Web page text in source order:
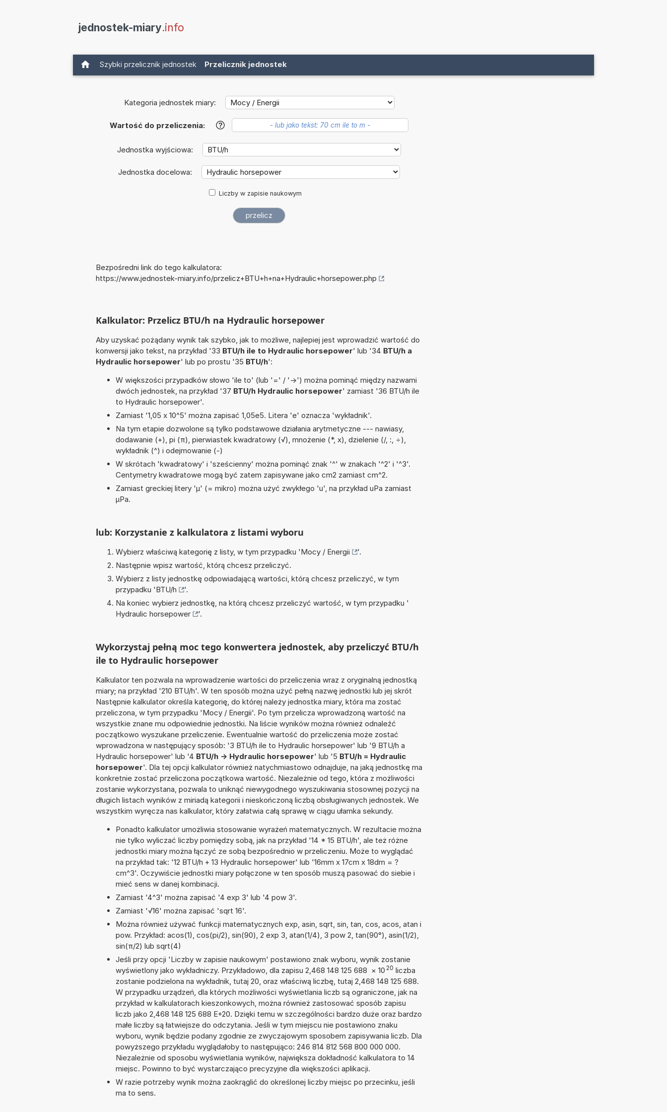
jednostek-miary.info
Szybki przelicznik jednostek Przelicznik jednostek
Kategoria jednostek miary:
Wartość do przeliczenia: ?
Jednostka wyjściowa:
Jednostka docelowa:
Liczby w zapisie naukowym
Bezpośredni link do tego kalkulatora:
https://www.jednostek-miary.info/przelicz+BTU+h+na+Hydraulic+horsepower.php
Kalkulator: Przelicz BTU/h na Hydraulic horsepower
Aby uzyskać pożądany wynik tak szybko, jak to możliwe, najlepiej jest wprowadzić wartość do
konwersji jako tekst, na przykład '33 BTU/h ile to Hydraulic horsepower' lub '34 BTU/h a
Hydraulic horsepower' lub po prostu '35 BTU/h':
W większości przypadków słowo 'ile to' (lub '=' / '->') można pominąć między nazwami
dwóch jednostek, na przykład '37 BTU/h Hydraulic horsepower' zamiast '36 BTU/h ile
to Hydraulic horsepower'.
Zamiast '1,05 x 10^5' można zapisać 1,05e5. Litera 'e' oznacza 'wykładnik'.
Na tym etapie dozwolone są tylko podstawowe działania arytmetyczne --- nawiasy,
dodawanie (+), pi (π), pierwiastek kwadratowy (√), mnożenie (*, x), dzielenie (/, :, ÷),
wykładnik (^) i odejmowanie (-)
W skrótach 'kwadratowy' i 'sześcienny' można pominąć znak '^' w znakach '^2' i '^3'.
Centymetry kwadratowe mogą być zatem zapisywane jako cm2 zamiast cm^2.
Zamiast greckiej litery 'µ' (= mikro) można użyć zwykłego 'u', na przykład uPa zamiast
µPa.
lub: Korzystanie z kalkulatora z listami wyboru
Wybierz właściwą kategorię z listy, w tym przypadku 'Mocy / Energii
'.
Następnie wpisz wartość, którą chcesz przeliczyć.
Wybierz z listy jednostkę odpowiadającą wartości, którą chcesz przeliczyć, w tym
przypadku 'BTU/h
'.
Na koniec wybierz jednostkę, na którą chcesz przeliczyć wartość, w tym przypadku '
Hydraulic horsepower
'.
Wykorzystaj pełną moc tego konwertera jednostek, aby przeliczyć BTU/h
ile to Hydraulic horsepower
Kalkulator ten pozwala na wprowadzenie wartości do przeliczenia wraz z oryginalną jednostką
miary; na przykład '210 BTU/h'. W ten sposób można użyć pełną nazwę jednostki lub jej skrót
Następnie kalkulator określa kategorię, do której należy jednostka miary, która ma zostać
przeliczona, w tym przypadku 'Mocy / Energii'. Po tym przelicza wprowadzoną wartość na
wszystkie znane mu odpowiednie jednostki. Na liście wyników można również odnaleźć
początkowo wyszukane przeliczenie. Ewentualnie wartość do przeliczenia może zostać
wprowadzona w następujący sposób: '3 BTU/h ile to Hydraulic horsepower' lub '9 BTU/h a
Hydraulic horsepower' lub '4 BTU/h -> Hydraulic horsepower' lub '5 BTU/h = Hydraulic
horsepower'. Dla tej opcji kalkulator również natychmiastowo odnajduje, na jaką jednostkę ma
konkretnie zostać przeliczona początkowa wartość. Niezależnie od tego, która z możliwości
zostanie wykorzystana, pozwala to uniknąć niewygodnego wyszukiwania stosownej pozycji na
długich listach wyników z miriadą kategorii i nieskończoną liczbą obsługiwanych jednostek. We
wszystkim wyręcza nas kalkulator, który załatwia całą sprawę w ciągu ułamka sekundy.
Ponadto kalkulator umożliwia stosowanie wyrażeń matematycznych. W rezultacie można
nie tylko wyliczać liczby pomiędzy sobą, jak na przykład '14 * 15 BTU/h', ale też różne
jednostki miary można łączyć ze sobą bezpośrednio w przeliczeniu. Może to wyglądać
na przykład tak: '12 BTU/h + 13 Hydraulic horsepower' lub '16mm x 17cm x 18dm = ?
cm^3'. Oczywiście jednostki miary połączone w ten sposób muszą pasować do siebie i
mieć sens w danej kombinacji.
Zamiast '4^3' można zapisać '4 exp 3' lub '4 pow 3'.
Zamiast '√16' można zapisać 'sqrt 16'.
Można również używać funkcji matematycznych exp, asin, sqrt, sin, tan, cos, acos, atan i
pow. Przykład: acos(1), cos(pi/2), sin(90), 2 exp 3, atan(1/4), 3 pow 2, tan(90°), asin(1/2),
sin(π/2) lub sqrt(4)
Jeśli przy opcji 'Liczby w zapisie naukowym' postawiono znak wyboru, wynik zostanie
wyświetlony jako wykładniczy. Przykładowo, dla zapisu 2,468 148 125 688 × 10 20 liczba
zostanie podzielona na wykładnik, tutaj 20, oraz właściwą liczbę, tutaj 2,468 148 125 688.
W przypadku urządzeń, dla których możliwości wyświetlania liczb są ograniczone, jak na
przykład w kalkulatorach kieszonkowych, można również zastosować sposób zapisu
liczb jako 2,468 148 125 688 E+20. Dzięki temu w szczególności bardzo duże oraz bardzo
małe liczby są łatwiejsze do odczytania. Jeśli w tym miejscu nie postawiono znaku
wyboru, wynik będzie podany zgodnie ze zwyczajowym sposobem zapisywania liczb. Dla
powyższego przykładu wyglądałoby to następująco: 246 814 812 568 800 000 000.
Niezależnie od sposobu wyświetlania wyników, największa dokładność kalkulatora to 14
miejsc. Powinno to być wystarczająco precyzyjne dla większości aplikacji.
W razie potrzeby wynik można zaokrąglić do określonej liczby miejsc po przecinku, jeśli
ma to sens.